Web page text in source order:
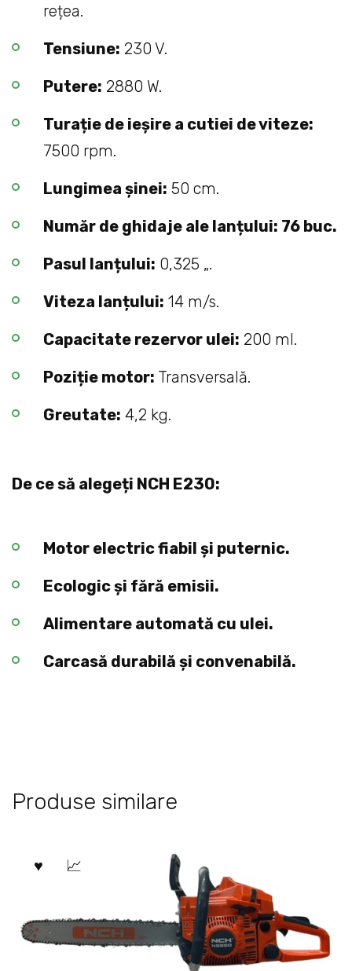
rețea.
Tensiune: 230 V.
Putere: 2880 W.
Turație de ieșire a cutiei de viteze:
7500 rpm.
Lungimea șinei: 50 cm.
Număr de ghidaje ale lanțului: 76 buc.
Pasul lanțului: 0,325 „.
Viteza lanțului: 14 m/s.
Capacitate rezervor ulei: 200 ml.
Poziție motor: Transversală.
Greutate: 4,2 kg.
De ce să alegeți NCH E230:
Motor electric fiabil și puternic.
Ecologic și fără emisii.
Alimentare automată cu ulei.
Carcasă durabilă și convenabilă.
Produse similare